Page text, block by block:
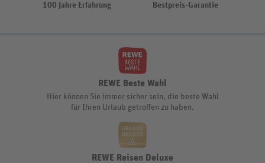
100 Jahre Erfahrung Bestpreis-Garantie
REWE Beste Wahl
Hier können Sie immer sicher sein, die beste Wahl
für Ihren Urlaub getroffen zu haben.
REWE Reisen Deluxe